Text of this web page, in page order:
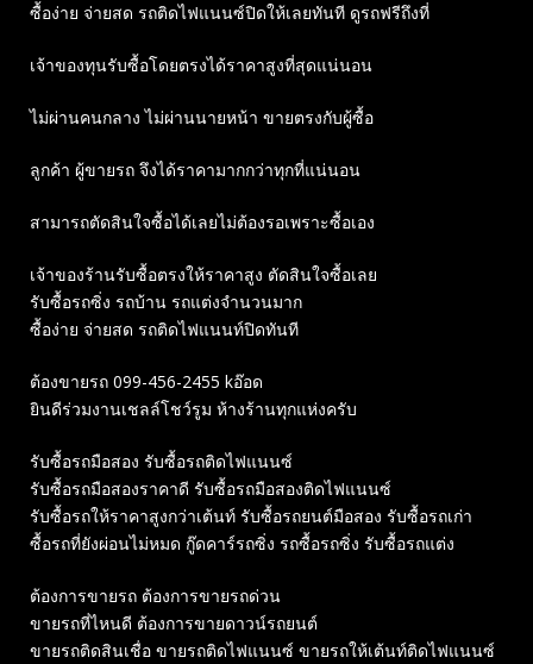
ซื้อง่าย จ่ายสด รถติดไฟแนนซ์ปิดให้เลยทันที ดูรถฟรีถึงที่
เจ้าของทุนรับซื้อโดยตรงได้ราคาสูงที่สุดแน่นอน
ไม่ผ่านคนกลาง ไม่ผ่านนายหน้า ขายตรงกับผู้ซื้อ
ลูกค้า ผู้ขายรถ จึงได้ราคามากกว่าทุกที่แน่นอน
สามารถตัดสินใจซื้อได้เลยไม่ต้องรอเพราะซื้อเอง
เจ้าของร้านรับซื้อตรงให้ราคาสูง ตัดสินใจซื้อเลย
รับซื้อรถซิ่ง รถบ้าน รถแต่งจำนวนมาก
ซื้อง่าย จ่ายสด รถติดไฟแนนท์ปิดทันที
ต้องขายรถ 099-456-2455 kอ๊อด
ยินดีร่วมงานเชลล์โชว์รูม ห้างร้านทุกแห่งครับ
รับซื้อรถมือสอง รับซื้อรถติดไฟแนนซ์
รับซื้อรถมือสองราคาดี รับซื้อรถมือสองติดไฟแนนซ์
รับซื้อรถให้ราคาสูงกว่าเต้นท์ รับซื้อรถยนต์มือสอง รับซื้อรถเก่า
ซื้อรถที่ยังผ่อนไม่หมด กู๊ดคาร์รถซิ่ง รถซื้อรถซิ่ง รับซื้อรถแต่ง
ต้องการขายรถ ต้องการขายรถด่วน
ขายรถที่ไหนดี ต้องการขายดาวน์รถยนต์
ขายรถติดสินเชื่อ ขายรถติดไฟแนนซ์ ขายรถให้เต้นท์ติดไฟแนนซ์